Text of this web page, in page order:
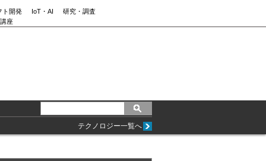
ト開発 IoT・AI
研究・調査
座
テクノロジー一覧へ